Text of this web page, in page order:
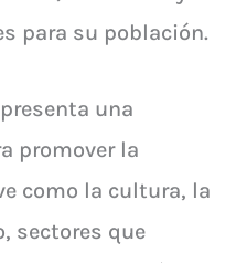
para su población.
una
promover la
como la cultura, la
sectores que